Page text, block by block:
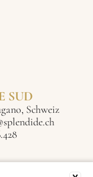
SUD
Schweiz